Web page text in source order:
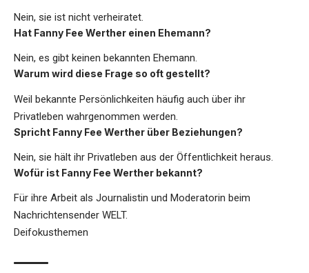
Nein, sie ist nicht verheiratet.
Hat Fanny Fee Werther einen Ehemann?
Nein, es gibt keinen bekannten Ehemann.
Warum wird diese Frage so oft gestellt?
Weil bekannte Persönlichkeiten häufig auch über ihr
Privatleben wahrgenommen werden.
Spricht Fanny Fee Werther über Beziehungen?
Nein, sie hält ihr Privatleben aus der Öffentlichkeit heraus.
Wofür ist Fanny Fee Werther bekannt?
Für ihre Arbeit als Journalistin und Moderatorin beim
Nachrichtensender WELT.
Deifokusthemen